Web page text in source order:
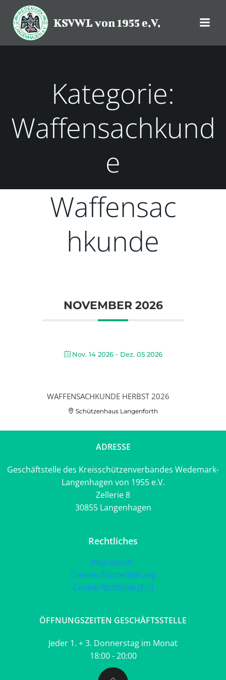
Inhalt
springen
KSVWL von 1955 e.V.
Kategorie:
Waffensachkund
e
Waffensac
hkunde
NOVEMBER 2026
Nov. 14 2026- Dez. 05 2026
WAFFENSACHKUNDE HERBST 2026
Schützenhaus Langenforth
ADRESSE
Geschäftstelle des Kreisschützenverbandes Wedemark-
Langenhagen von 1955 e.V.
Zellerie 8
30855 Langenhagen
Rechtliches
Impressum
Datenschutzerklärung
Cookie-Richtlinie (EU)
ÖFFNUNGSZEITEN GESCHÄFTSSTELLE
Jeder 1. + 3. Donnerstag im Monat
18:00 - 20:00